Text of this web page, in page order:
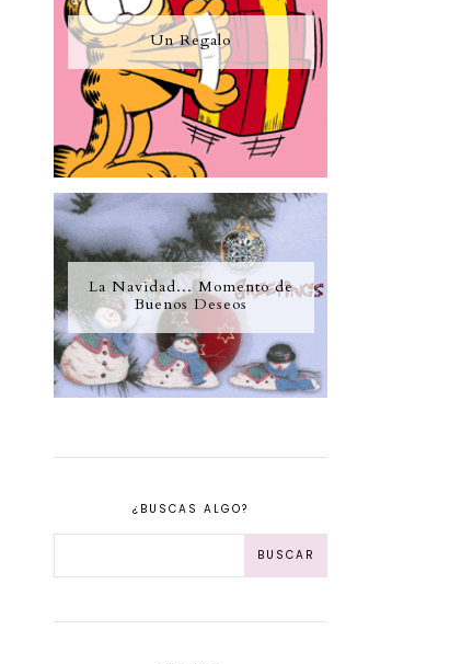
Un Regalo
La Navidad... Momento de
Buenos Deseos
¿BUSCAS ALGO?